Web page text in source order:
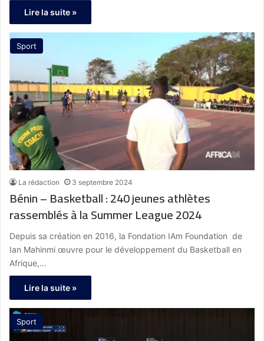
Lire la suite »
Sport
La rédaction 3 septembre 2024
Bénin – Basketball : 240 jeunes athlètes
rassemblés à la Summer League 2024
Depuis sa création en 2016, la Fondation IAm Foundation de
Ian Mahinmi œuvre pour le développement du Basketball en
Afrique,…
Lire la suite »
Sport